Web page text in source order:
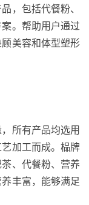
，包括代餐粉、
。帮助用户通过
美容和体型塑形
所有产品均选用
加工而成。 榀牌
、代餐粉、营养
丰富，能够满足